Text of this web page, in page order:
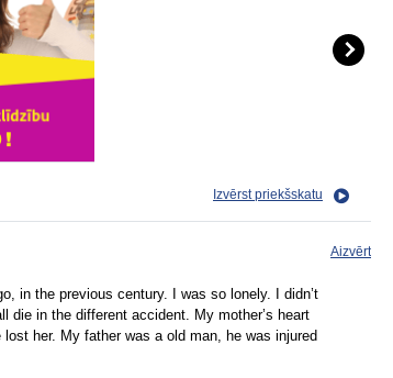
Izvērst priekšskatu
Aizvērt
in the previous century. I was so lonely. I didn’t
die in the different accident. My mother’s heart
her. My father was a old man, he was injured